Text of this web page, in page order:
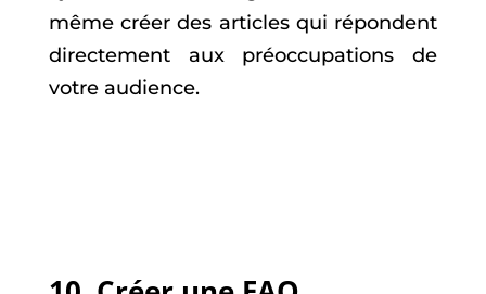
même créer des articles qui répondent
directement aux préoccupations de
votre audience.